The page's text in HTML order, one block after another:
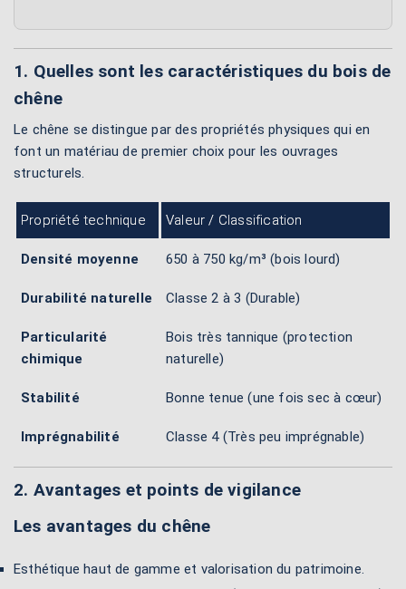
1. Quelles sont les caractéristiques du bois de
chêne
Le chêne se distingue par des propriétés physiques qui en
font un matériau de premier choix pour les ouvrages
structurels.
Propriété technique Valeur / Classification
Densité moyenne 650 à 750 kg/m³ (bois lourd)
Durabilité naturelle Classe 2 à 3 (Durable)
Particularité
chimique
Bois très tannique (protection
naturelle)
Stabilité Bonne tenue (une fois sec à cœur)
Imprégnabilité Classe 4 (Très peu imprégnable)
2. Avantages et points de vigilance
Les avantages du chêne
Esthétique haut de gamme et valorisation du patrimoine.